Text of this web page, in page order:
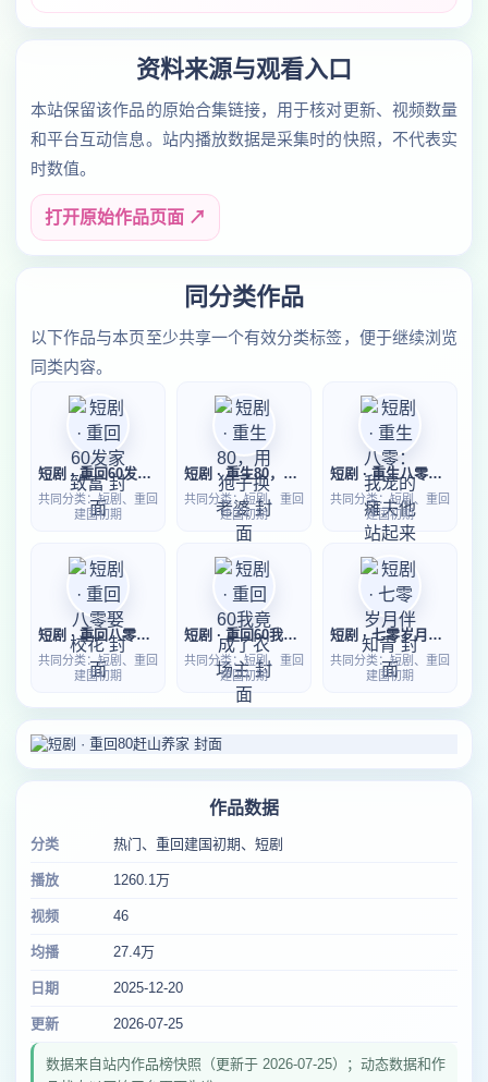
资料来源与观看入口
本站保留该作品的原始合集链接，用于核对更新、视频数量
和平台互动信息。站内播放数据是采集时的快照，不代表实
时数值。
打开原始作品页面 ↗
同分类作品
以下作品与本页至少共享一个有效分类标签，便于继续浏览
同类内容。
短剧 · 重回60发家致富
共同分类：短剧、重回
建国初期
短剧 · 重生80，用狍子换老婆
共同分类：短剧、重回
建国初期
短剧 · 重生八零：我宠的瘫夫他站起来了
共同分类：短剧、重回
建国初期
短剧 · 重回八零娶校花
共同分类：短剧、重回
建国初期
短剧 · 重回60我竟成了农场主
共同分类：短剧、重回
建国初期
短剧 · 七零岁月伴知青
共同分类：短剧、重回
建国初期
作品数据
分类 热门、重回建国初期、短剧
播放 1260.1万
视频 46
均播 27.4万
日期 2025-12-20
更新 2026-07-25
数据来自站内作品榜快照（更新于 2026-07-25）；动态数据和作